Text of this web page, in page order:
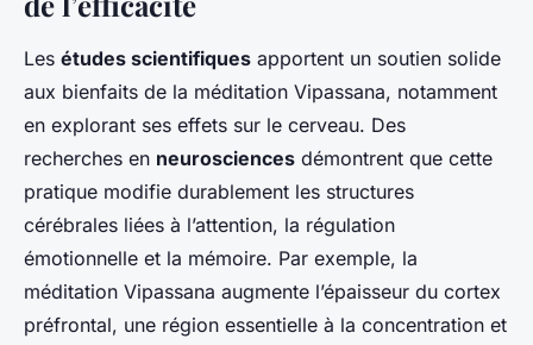
Les études scientifiques apportent un soutien solide
aux bienfaits de la méditation Vipassana, notamment
en explorant ses effets sur le cerveau. Des
recherches en neurosciences démontrent que cette
pratique modifie durablement les structures
cérébrales liées à l’attention, la régulation
émotionnelle et la mémoire. Par exemple, la
méditation Vipassana augmente l’épaisseur du cortex
préfrontal, une région essentielle à la concentration et